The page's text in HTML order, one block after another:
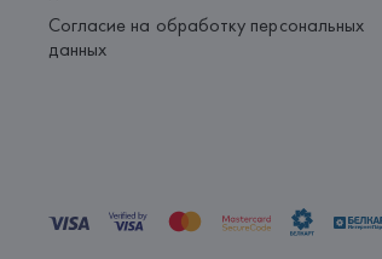
Согласие на обработку персональных
данных